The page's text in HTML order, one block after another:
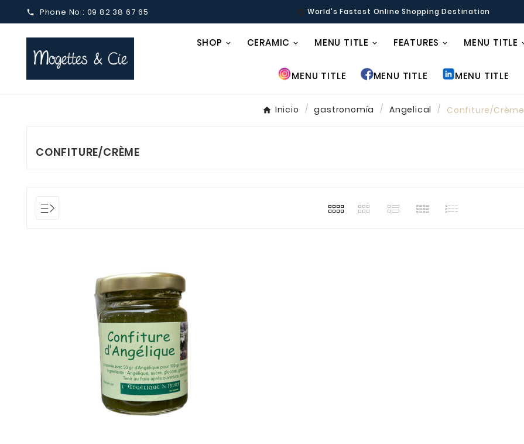
 Phone No : 09 82 38 67 65  World's Fastest Online Shopping Destination
SHOP CERAMIC MENU TITLE FEATURES MENU TITLE
MENU TITLE MENU TITLE MENU TITLE
Inicio gastronomía Angelical Confiture/Crème
CONFITURE/CRÈME